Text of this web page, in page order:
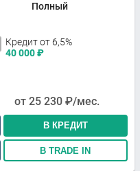
Полный
Кредит от 6,5%
40 000₽
от 25 230 ₽/мес.
В КРЕДИТ
В TRADE IN